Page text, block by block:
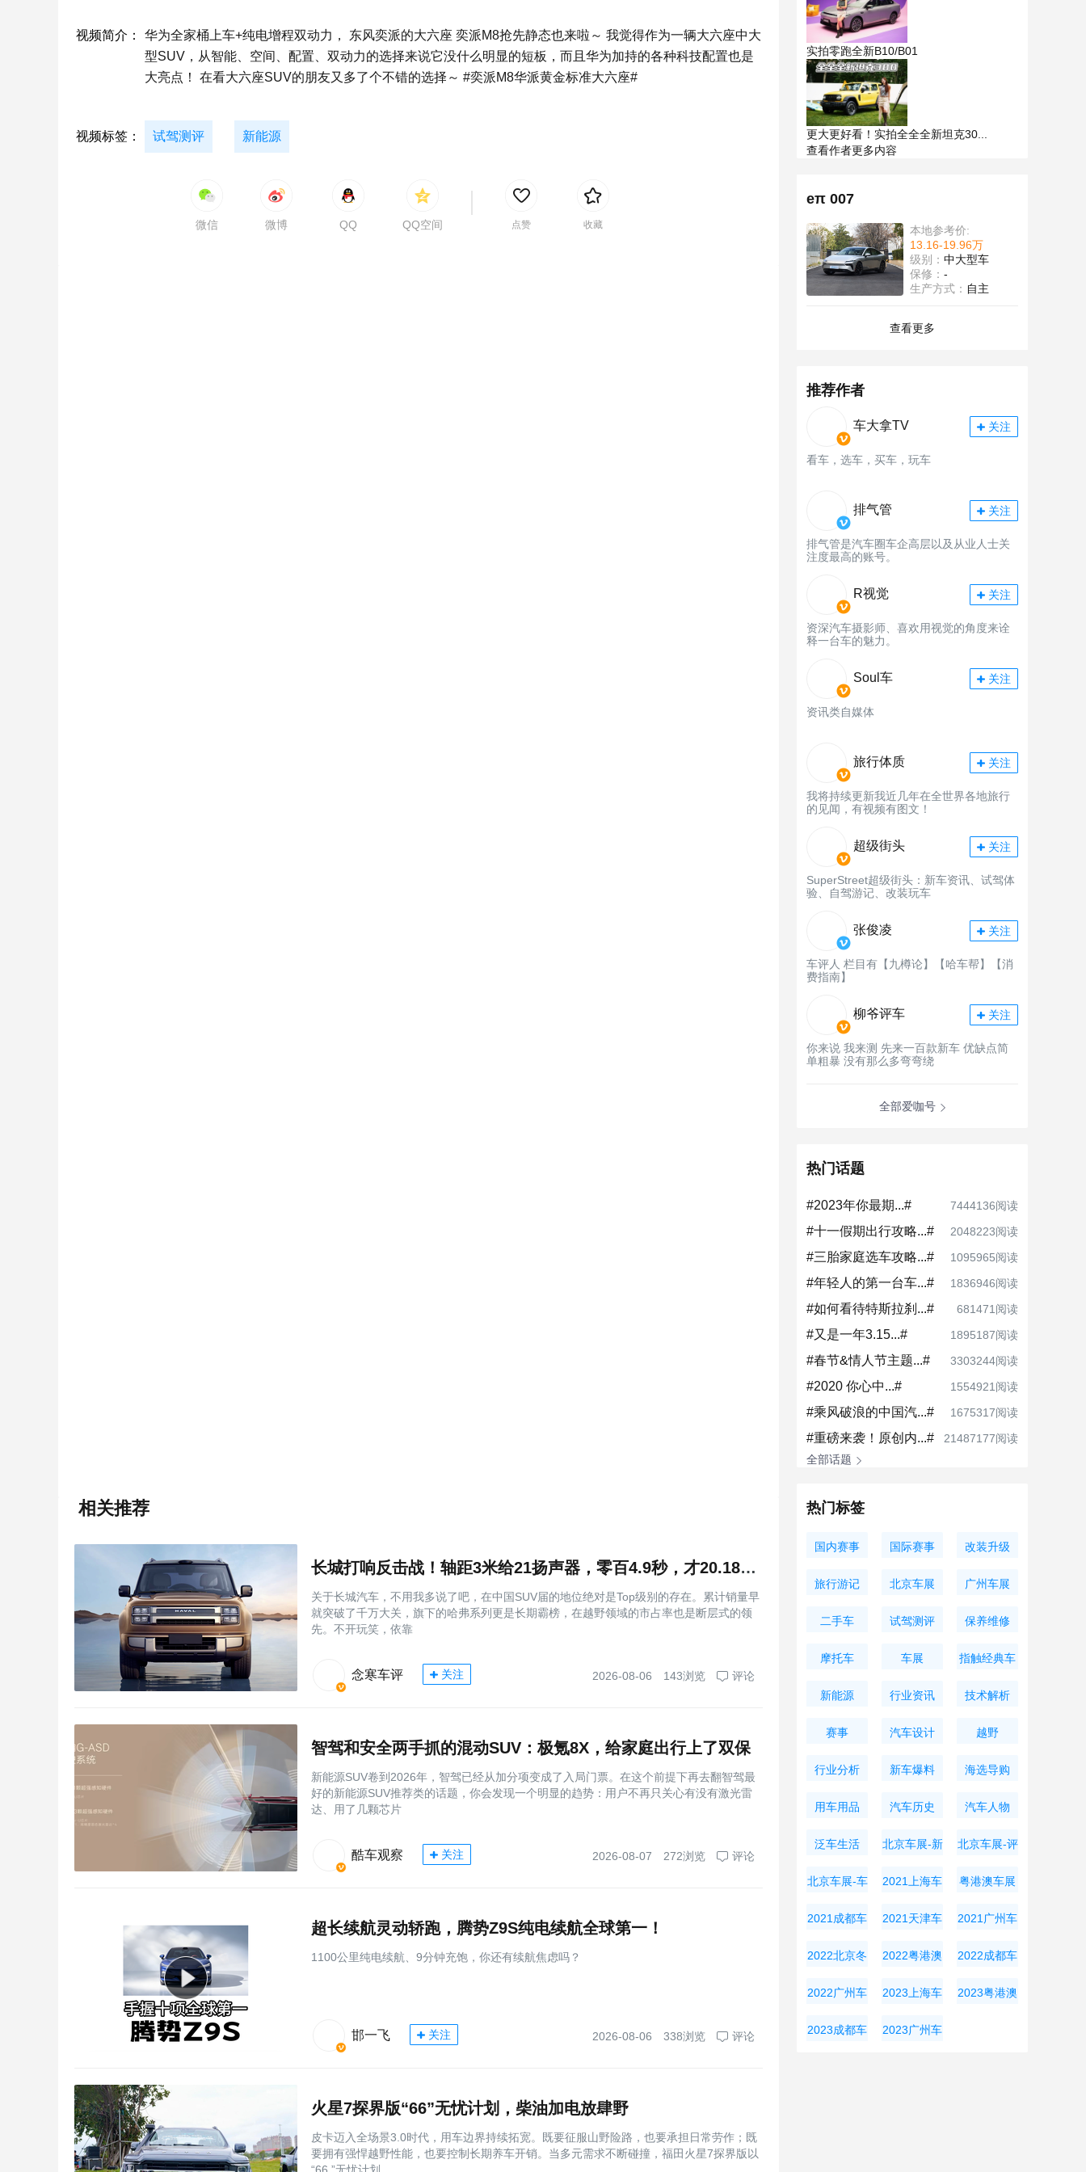
视频简介：
华为全家桶上车+纯电增程双动力， 东风奕派的大六座 奕派M8抢先静态也来啦～ 我觉得作为一辆大六座中大
型SUV，从智能、空间、配置、双动力的选择来说它没什么明显的短板，而且华为加持的各种科技配置也是
大亮点！ 在看大六座SUV的朋友又多了个不错的选择～ #奕派M8华派黄金标准大六座#
视频标签： 试驾测评 新能源
微信 微博 QQ QQ空间 点赞 收藏
相关推荐
长城打响反击战！轴距3米给21扬声器，零百4.9秒，才20.18万起
关于长城汽车，不用我多说了吧，在中国SUV届的地位绝对是Top级别的存在。累计销量早
就突破了千万大关，旗下的哈弗系列更是长期霸榜，在越野领域的市占率也是断层式的领
先。不开玩笑，依靠
念寒车评 关注 2026-08-06 143浏览 评论
智驾和安全两手抓的混动SUV：极氪8X，给家庭出行上了双保
新能源SUV卷到2026年，智驾已经从加分项变成了入局门票。在这个前提下再去翻智驾最
好的新能源SUV推荐类的话题，你会发现一个明显的趋势：用户不再只关心有没有激光雷
达、用了几颗芯片
酷车观察 关注 2026-08-07 272浏览 评论
超长续航灵动轿跑，腾势Z9S纯电续航全球第一！
1100公里纯电续航、9分钟充饱，你还有续航焦虑吗？
邯一飞 关注 2026-08-06 338浏览 评论
火星7探界版“66”无忧计划，柴油加电放肆野
皮卡迈入全场景3.0时代，用车边界持续拓宽。既要征服山野险路，也要承担日常劳作；既
要拥有强悍越野性能，也要控制长期养车开销。当多元需求不断碰撞，福田火星7探界版以
“66 ”无忧计划
实拍零跑全新B10/B01
更大更好看！实拍全全全新坦克30...
查看作者更多内容
eπ 007
本地参考价:
13.16-19.96万
级别： 中大型车
保修： -
生产方式： 自主
查看更多
推荐作者
车大拿TV 关注
看车，选车，买车，玩车
排气管 关注
排气管是汽车圈车企高层以及从业人士关
注度最高的账号。
R视觉 关注
资深汽车摄影师、喜欢用视觉的角度来诠
释一台车的魅力。
Soul车 关注
资讯类自媒体
旅行体质 关注
我将持续更新我近几年在全世界各地旅行
的见闻，有视频有图文！
超级街头 关注
SuperStreet超级街头：新车资讯、试驾体
验、自驾游记、改装玩车
张俊凌 关注
车评人 栏目有【九樽论】【哈车帮】【消
费指南】
柳爷评车 关注
你来说 我来测 先来一百款新车 优缺点简
单粗暴 没有那么多弯弯绕
全部爱咖号
热门话题
#2023年你最期...# 7444136阅读
#十一假期出行攻略...# 2048223阅读
#三胎家庭选车攻略...# 1095965阅读
#年轻人的第一台车...# 1836946阅读
#如何看待特斯拉刹...# 681471阅读
#又是一年3.15...# 1895187阅读
#春节&情人节主题...# 3303244阅读
#2020 你心中...# 1554921阅读
#乘风破浪的中国汽...# 1675317阅读
#重磅来袭！原创内...#
21487177阅读
全部话题
热门标签
国内赛事 国际赛事 改装升级
旅行游记 北京车展 广州车展
二手车 试驾测评 保养维修
摩托车 车展 指触经典车
新能源 行业资讯 技术解析
赛事 汽车设计 越野
行业分析 新车爆料 海选导购
用车用品 汽车历史 汽车人物
泛车生活 北京车展-新
车资讯
北京车展-评
测导购
北京车展-车
展周边
2021上海车 粤港澳车展
2021成都车
展
2021天津车
展
2021广州车
展
2022北京冬
奥会
2022粤港澳
大湾区车展
2022成都车
展
2022广州车
展
2023上海车
展
2023粤港澳
2023成都车 2023广州车